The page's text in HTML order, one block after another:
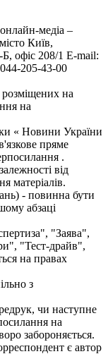
медіа –
Київ,
офіс 208/1 E-mail:
205-43-00
розміщених на
на
« Новини України
пряме
.
від
матеріалів.
- повинна бути
абзаці
"Заява",
"Тест-драйв",
на правах
з
чи наступне
на
забороняється.
є автор